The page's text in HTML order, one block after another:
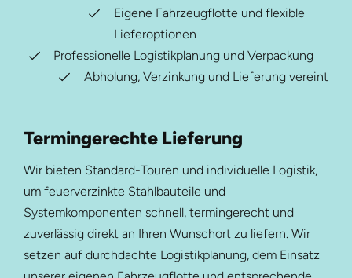
Eigene Fahrzeugflotte und flexible
Lieferoptionen
Professionelle Logistikplanung und Verpackung
Abholung, Verzinkung und Lieferung vereint
Termingerechte Lieferung
Wir bieten Standard-Touren und individuelle Logistik,
um feuerverzinkte Stahlbauteile und
Systemkomponenten schnell, termingerecht und
zuverlässig direkt an Ihren Wunschort zu liefern. Wir
setzen auf durchdachte Logistikplanung, dem Einsatz